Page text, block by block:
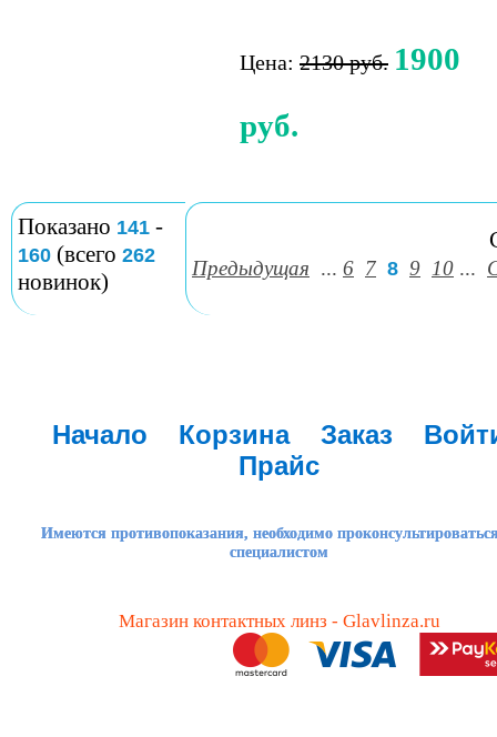
Цена: 2130 руб. 1900
руб.
Показано 141 -
160 (всего 262
новинок)
Предыдущая ... 6 7 8 9 10 ...
Начало Корзина Заказ
Прайс
Имеются противопоказания, необходимо
специалистом
Магазин контактных линз - Glavlinza.ru